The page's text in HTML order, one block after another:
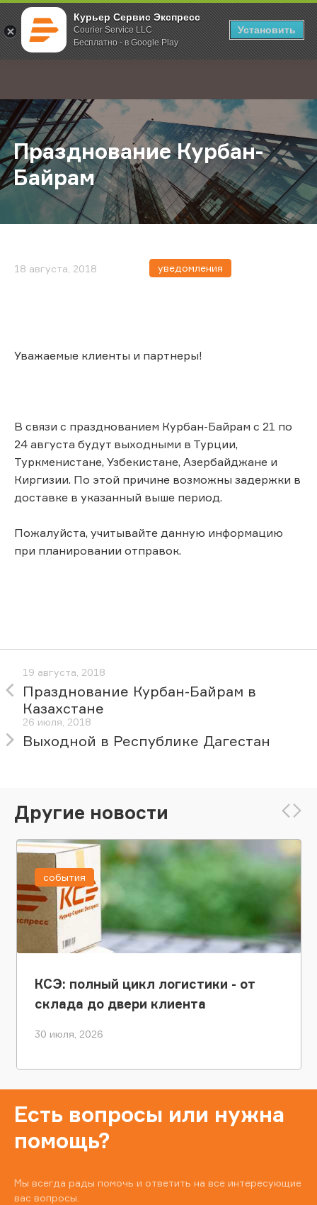
Курьер Сервис Экспресс
Courier Service LLC
Бесплатно - в Google Play
Установить
; Главная О компании Новости Празднование Курбан-Байрам
Празднование Курбан-
Байрам
18 августа, 2018 уведомления
Уважаемые клиенты и партнеры!
В связи с празднованием Курбан-Байрам с 21 по
24 августа будут выходными в Турции,
Туркменистане, Узбекистане, Азербайджане и
Киргизии. По этой причине возможны задержки в
доставке в указанный выше период.
Пожалуйста, учитывайте данную информацию
при планировании отправок.
19 августа, 2018
Празднование Курбан-Байрам в
Казахстане
26 июля, 2018
Выходной в Республике Дагестан
Другие новости
КСЭ: полный цикл логистики - от
склада до двери клиента
30 июля, 2026
события
Есть вопросы или нужна
помощь?
Мы всегда рады помочь и ответить на все интересующие
вас вопросы.